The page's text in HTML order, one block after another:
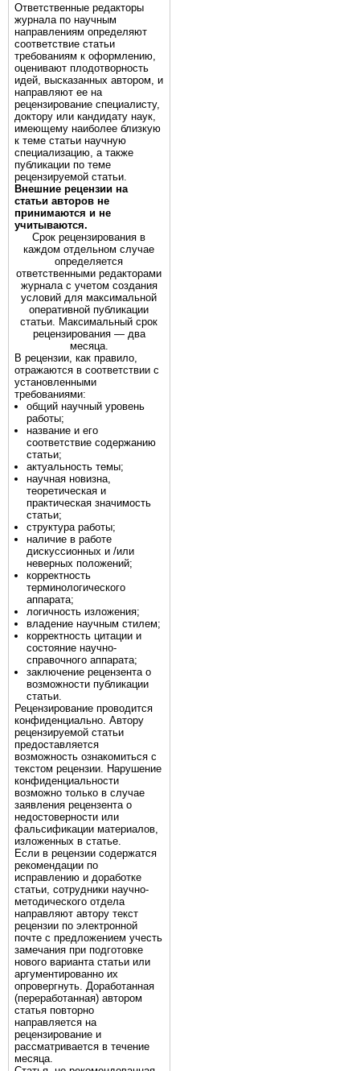
Ответственные редакторы
журнала по научным
направлениям определяют
соответствие статьи
требованиям к оформлению,
оценивают плодотворность
идей, высказанных автором, и
направляют ее на
рецензирование специалисту,
доктору или кандидату наук,
имеющему наиболее близкую
к теме статьи научную
специализацию, а также
публикации по теме
рецензируемой статьи.
Внешние рецензии на
статьи авторов не
принимаются и не
учитываются.
Срок рецензирования в
каждом отдельном случае
определяется
ответственными редакторами
журнала с учетом создания
условий для максимальной
оперативной публикации
статьи. Максимальный срок
рецензирования — два
месяца.
В рецензии, как правило,
отражаются в соответствии с
установленными
требованиями:
общий научный уровень
работы;
название и его
соответствие содержанию
статьи;
актуальность темы;
научная новизна,
теоретическая и
практическая значимость
статьи;
структура работы;
наличие в работе
дискуссионных и /или
неверных положений;
корректность
терминологического
аппарата;
логичность изложения;
владение научным стилем;
корректность цитации и
состояние научно-
справочного аппарата;
заключение рецензента о
возможности публикации
статьи.
Рецензирование проводится
конфиденциально. Автору
рецензируемой статьи
предоставляется
возможность ознакомиться с
текстом рецензии. Нарушение
конфиденциальности
возможно только в случае
заявления рецензента о
недостоверности или
фальсификации материалов,
изложенных в статье.
Если в рецензии содержатся
рекомендации по
исправлению и доработке
статьи, сотрудники научно-
методического отдела
направляют автору текст
рецензии по электронной
почте с предложением учесть
замечания при подготовке
нового варианта статьи или
аргументированно их
опровергнуть. Доработанная
(переработанная) автором
статья повторно
направляется на
рецензирование и
рассматривается в течение
месяца.